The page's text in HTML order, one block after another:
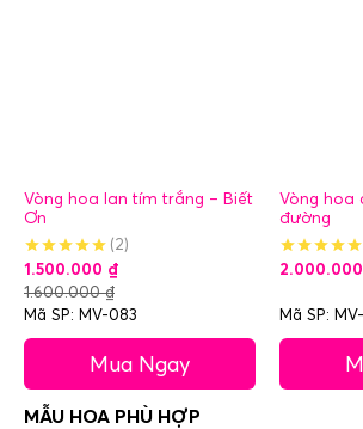
Vòng hoa lan tím trắng – Biết
Ơn
(2)
1.500.000 ₫
1.600.000₫
Mã SP: MV-083
Mua Ngay
Vòng hoa
đường
2.000.000
Mã SP: